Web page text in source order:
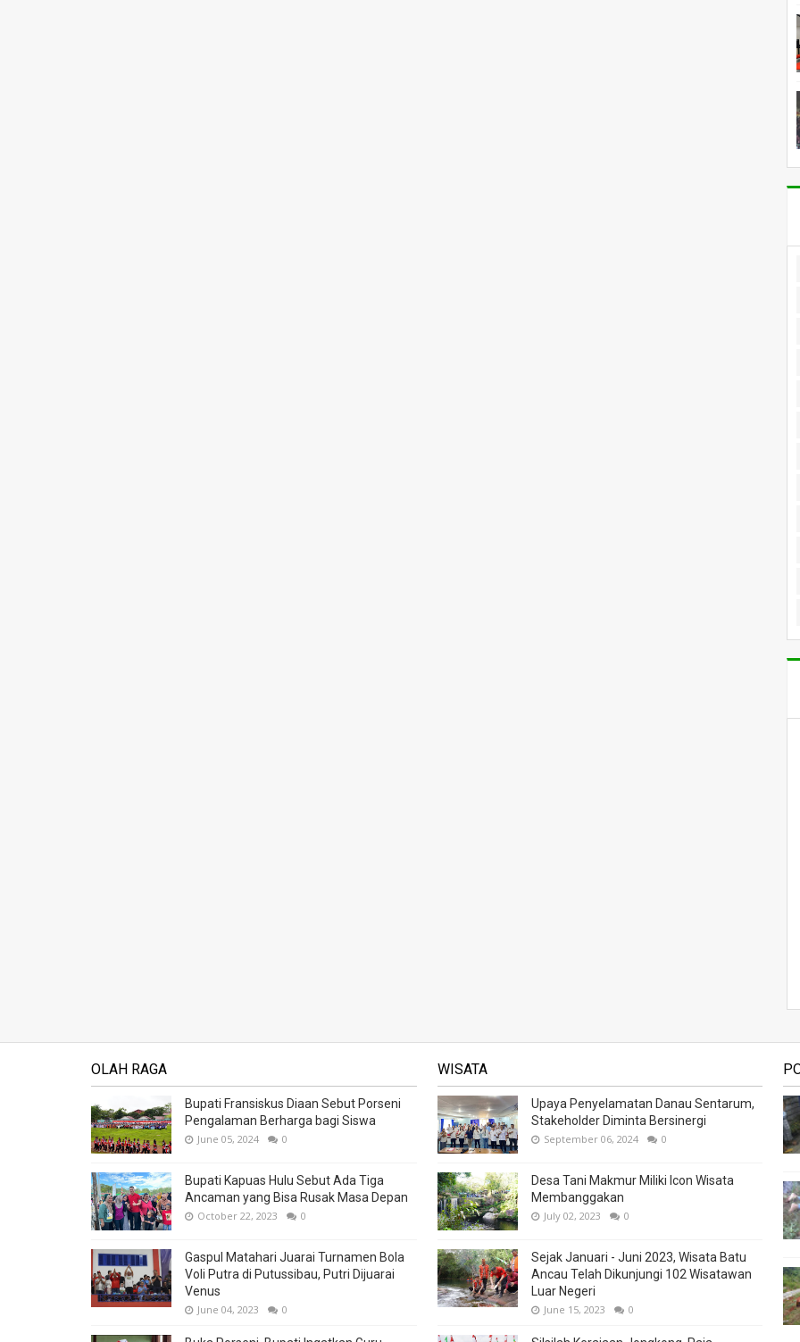
OLAH RAGA
Bupati Fransiskus Diaan Sebut Porseni
Pengalaman Berharga bagi Siswa
June 05, 2024 0
Bupati Kapuas Hulu Sebut Ada Tiga
Ancaman yang Bisa Rusak Masa Depan
October 22, 2023 0
Gaspul Matahari Juarai Turnamen Bola
Voli Putra di Putussibau, Putri Dijuarai
Venus
June 04, 2023 0
WISATA
Upaya Penyelamatan Danau Sentarum,
Stakeholder Diminta Bersinergi
September 06, 2024 0
Desa Tani Makmur Miliki Icon Wisata
Membanggakan
July 02, 2023 0
Sejak Januari - Juni 2023, Wisata Batu
Ancau Telah Dikunjungi 102 Wisatawan
Luar Negeri
June 15, 2023 0